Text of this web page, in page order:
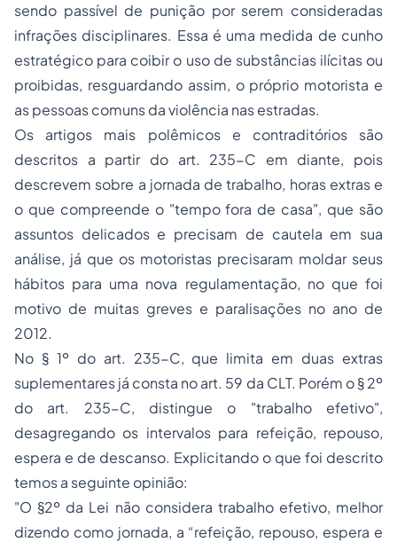
sendo passível de punição por serem consideradas
infrações disciplinares. Essa é uma medida de cunho
estratégico para coibir o uso de substâncias ilícitas ou
proibidas, resguardando assim, o próprio motorista e
as pessoas comuns daviolência nas estradas.
Os artigos mais polêmicos e contraditórios são
descritos a partir do art. 235-C em diante, pois
descrevem sobre a jornada de trabalho, horas extras e
o que compreende o "tempo fora de casa", que são
assuntos delicados e precisam de cautela em sua
análise, já que os motoristas precisaram moldar seus
hábitos para uma nova regulamentação, no que foi
motivo de muitas greves e paralisações no ano de
2012.
No § 1º do art. 235-C, que limita em duas extras
suplementares já consta no art. 59 da CLT. Porém o § 2º
do art. 235-C, distingue o "trabalho efetivo",
desagregando os intervalos para refeição, repouso,
espera e de descanso. Explicitando o que foi descrito
temos a seguinte opinião:
"O §2º da Lei não considera trabalho efetivo, melhor
dizendo como jornada, a “refeição, repouso, espera e